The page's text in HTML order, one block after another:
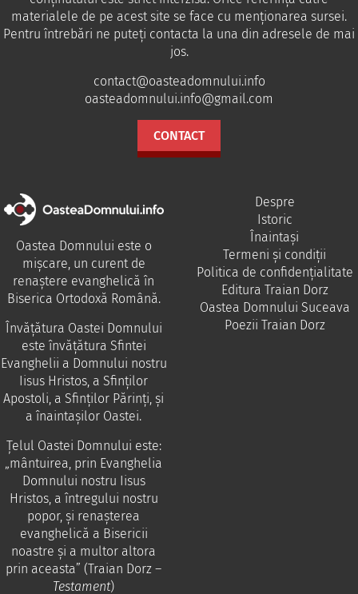
materialele de pe acest site se face cu menționarea sursei.
Pentru întrebări ne puteţi contacta la una din adresele de mai
jos.
contact@oasteadomnului.info
oasteadomnului.info@gmail.com
CONTACT
Oastea Domnului este o
mișcare, un curent de
renaștere evanghelică în
Biserica Ortodoxă Română.
Învăţătura Oastei Domnului
este învăţătura Sfintei
Evanghelii a Domnului nostru
Iisus Hristos, a Sfinţilor
Apostoli, a Sfinţilor Părinţi, şi
a înaintaşilor Oastei.
Ţelul Oastei Domnului este:
„mântuirea, prin Evanghelia
Domnului nostru Iisus
Hristos, a întregului nostru
popor, şi renaşterea
evanghelică a Bisericii
noastre şi a multor altora
prin aceasta” (Traian Dorz –
Testament)
Despre
Istoric
Înaintași
Termeni și condiții
Politica de confidențialitate
Editura Traian Dorz
Oastea Domnului Suceava
Poezii Traian Dorz